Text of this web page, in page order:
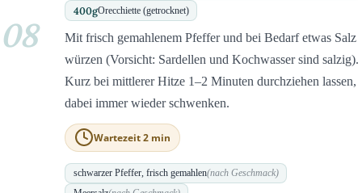
400gOrecchiette (getrocknet)
08
Mit frisch gemahlenem Pfeffer und bei Bedarf etwas Salz
würzen (Vorsicht: Sardellen und Kochwasser sind salzig).
Kurz bei mittlerer Hitze 1–2 Minuten durchziehen lassen,
dabei immer wieder schwenken.
Wartezeit 2 min
schwarzer Pfeffer, frisch gemahlen(nach Geschmack)